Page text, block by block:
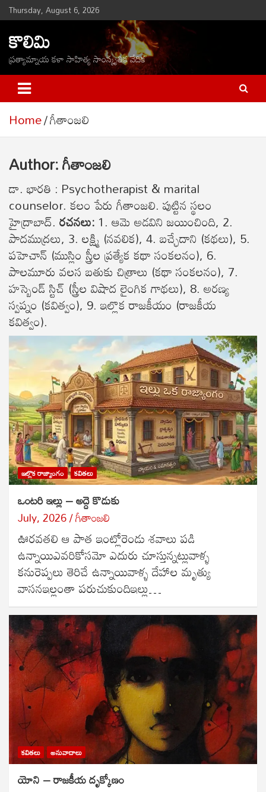
Skip
to
content
Thursday, August 6, 2026
కొలిమి
ప్రత్యామ్నాయ కళా సాహిత్య సాంస్కృతిక వేదిక
Home గీతాంజలి
Author:గీతాంజలి
డా. భారతి : Psychotherapist & marital
counselor. కలం పేరు గీతాంజలి. పుట్టిన స్థలం
హైద్రాబాద్. ర‌చ‌న‌లు: 1. ఆమె అడవిని జయించింది, 2.
పాదముద్రలు, 3. లక్ష్మి (నవలిక), 4. బచ్ఛేదాని (కథలు), 5.
ప‌హెచాన్‌ (ముస్లిం స్త్రీల ప్రత్యేక కథా సంకలనం), 6.
పాలమూరు వలస బతుకు చిత్రాలు (కథా సంకలనం), 7.
హస్బెండ్ స్టిచ్ (స్త్రీల విషాద లైంగిక గాథలు), 8. అరణ్య
స్వప్నం (కవిత్వం), 9. ఇల్లొక రాజకీయం (రాజకీయ
కవిత్వం).
ఇల్లొక రాజ్యాంగం కవితలు
ఒంటరి ఇల్లు – అద్దె కొడుకు
July, 2026 గీతాంజలి
ఊరవతలి ఆ పాత ఇంట్లోరెండు శవాలు పడి
ఉన్నాయిఎవరికోసమో ఎదురు చూస్తున్నట్లువాళ్ళ
కనురెప్పలు తెరిచే ఉన్నాయివాళ్ళ దేహాల మృత్యు
వాసనఇల్లంతా పరుచుకుందిఇల్లు…
కవితలు అనువాదాలు
యోని – రాజకీయ దృక్కోణం